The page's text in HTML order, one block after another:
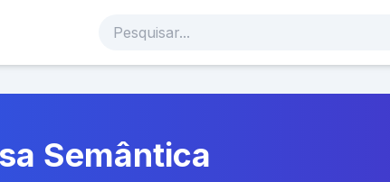
Semântica